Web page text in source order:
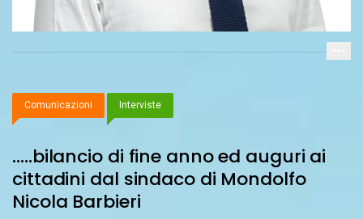
Comunicazioni Interviste
…..bilancio di fine anno ed auguri ai
cittadini dal sindaco di Mondolfo
Nicola Barbieri